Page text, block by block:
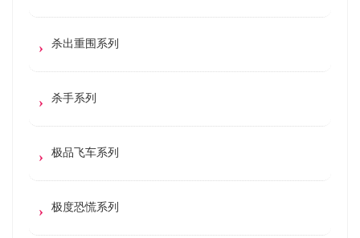
杀出重围系列
杀手系列
极品飞车系列
极度恐慌系列